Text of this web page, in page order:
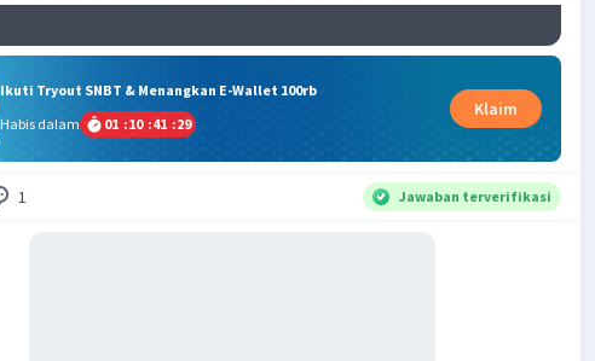
Ikuti Tryout SNBT & Menangkan E-Wallet 100rb
Habis dalam
01 :10 :41 :29
Klaim
1 Jawaban terverifikasi